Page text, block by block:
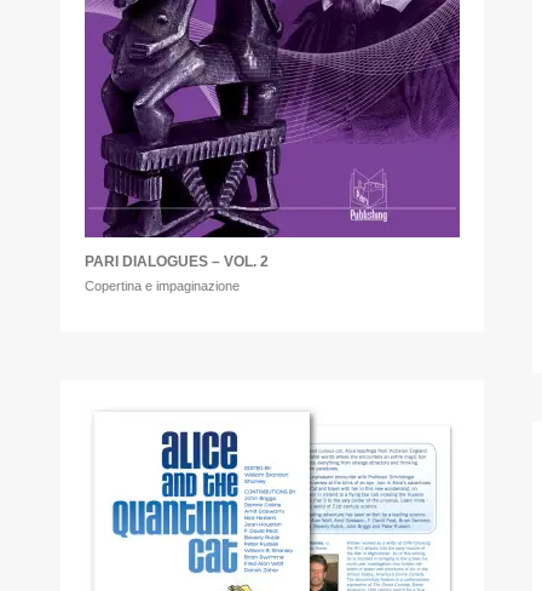
PARI DIALOGUES – VOL. 2
Copertina e impaginazione